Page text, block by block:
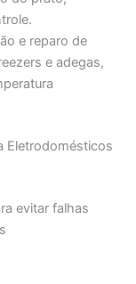
e reparo de
e adegas,
Eletrodomésticos
evitar falhas